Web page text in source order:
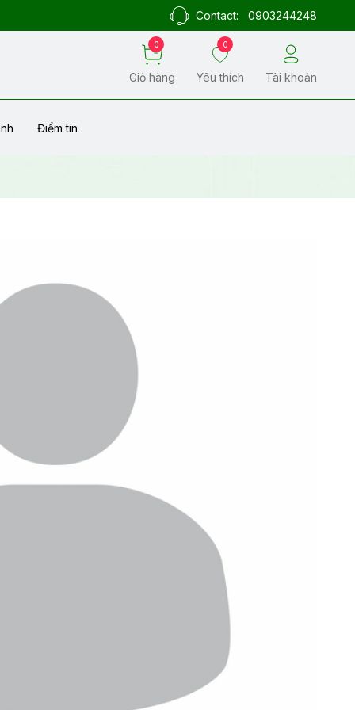
Contact: 0903244248
0
Giỏ hàng
0
Yêu thích Tài khoản
Điểm tin